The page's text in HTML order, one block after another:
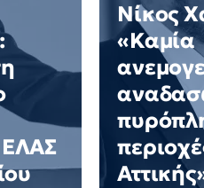
Νίκος
«Καμία